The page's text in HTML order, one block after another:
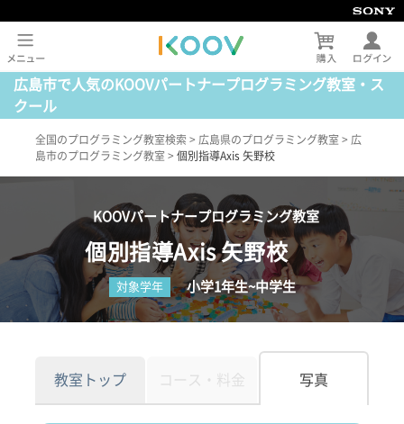
広島市で人気のKOOVパートナープログラミング教室・ス
クール
全国のプログラミング教室検索 > 広島県のプログラミング教室 > 広
島市のプログラミング教室 > 個別指導Axis 矢野校
KOOVパートナープログラミング教室
個別指導Axis 矢野校
対象学年 小学1年生~中学生
教室トップ コース・料金 写真